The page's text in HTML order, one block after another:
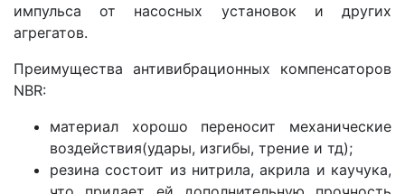
импульса от насосных установок и других
агрегатов.
Преимущества антивибрационных компенсаторов
NBR:
материал хорошо переносит механические
воздействия(удары, изгибы, трение и тд);
резина состоит из нитрила, акрила и каучука,